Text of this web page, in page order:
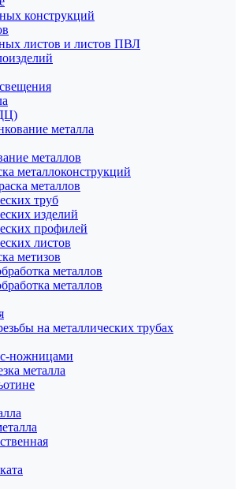
конструкций
листов и листов ПВЛ
металла
металлов
металлоконструкций
металлов
труб
изделий
профилей
листов
метизов
металлов
металлов
на металлических трубах
ножницами
металла